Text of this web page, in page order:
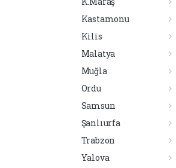
Kastamonu
Kilis
Malatya
Muğla
Ordu
Samsun
Şanlıurfa
Trabzon
Yalova